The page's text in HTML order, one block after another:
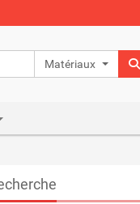
Matériaux naturels